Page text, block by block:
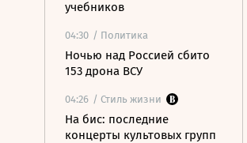
учебников
04:30 / Политика
Ночью над Россией сбито
153 дрона ВСУ
04:26 / Стиль жизни
На бис: последние
концерты культовых групп